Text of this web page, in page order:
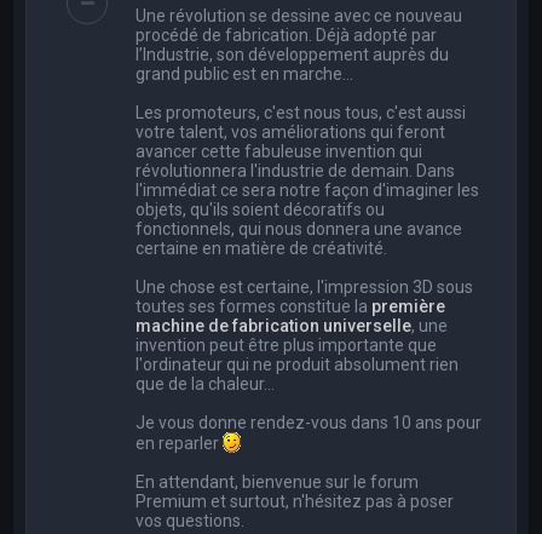
Une révolution se dessine avec ce nouveau
procédé de fabrication. Déjà adopté par
l’Industrie, son développement auprès du
grand public est en marche…
Les promoteurs, c'est nous tous, c'est aussi
votre talent, vos améliorations qui feront
avancer cette fabuleuse invention qui
révolutionnera l'industrie de demain. Dans
l'immédiat ce sera notre façon d'imaginer les
objets, qu'ils soient décoratifs ou
fonctionnels, qui nous donnera une avance
certaine en matière de créativité.
Une chose est certaine, l'impression 3D sous
toutes ses formes constitue la première
machine de fabrication universelle, une
invention peut être plus importante que
l'ordinateur qui ne produit absolument rien
que de la chaleur...
Je vous donne rendez-vous dans 10 ans pour
en reparler
En attendant, bienvenue sur le forum
Premium et surtout, n'hésitez pas à poser
vos questions.